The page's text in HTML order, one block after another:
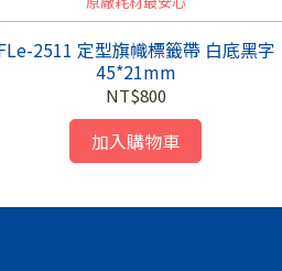
2511 定型旗幟標籤帶 白底黑字
45*21mm
NT$800
加入購物車